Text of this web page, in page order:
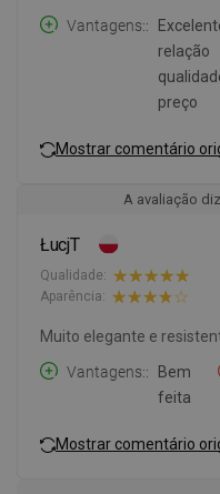
Vantagens:
relação
preço
Mostrar comentário
A avaliação
ŁucjT
Qualidade:
Aparência:
Muito elegante e
Vantagens:
Bem
feita
Mostrar comentário